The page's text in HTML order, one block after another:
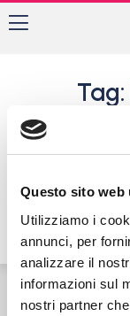
Questo sito web
Utilizziamo i
annunci, per
analizzare il
informazioni sul
nostri partner